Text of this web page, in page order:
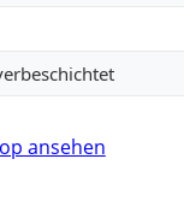
ansehen